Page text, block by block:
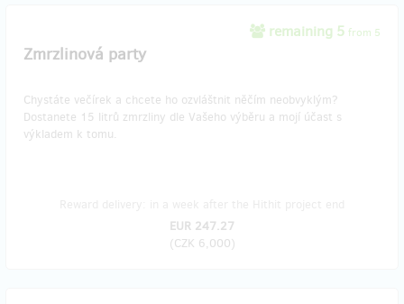
remaining 5 from 5
Zmrzlinová party
Chystáte večírek a chcete ho ozvláštnit něčím neobvyklým?
Dostanete 15 litrů zmrzliny dle Vašeho výběru a mojí účast s
výkladem k tomu.
EUR 247.27
(CZK 6,000)